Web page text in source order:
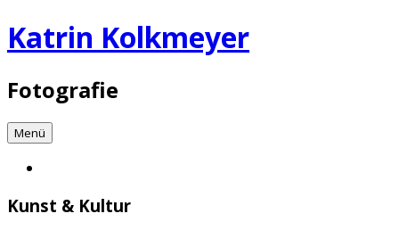
Katrin Kolkmeyer
Fotografie
Menü
Kunst & Kultur